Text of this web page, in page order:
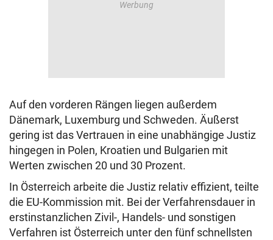
Auf den vorderen Rängen liegen außerdem
Dänemark, Luxemburg und Schweden. Äußerst
gering ist das Vertrauen in eine unabhängige Justiz
hingegen in Polen, Kroatien und Bulgarien mit
Werten zwischen 20 und 30 Prozent.
In Österreich arbeite die Justiz relativ effizient, teilte
die EU-Kommission mit. Bei der Verfahrensdauer in
erstinstanzlichen Zivil-, Handels- und sonstigen
Verfahren ist Österreich unter den fünf schnellsten